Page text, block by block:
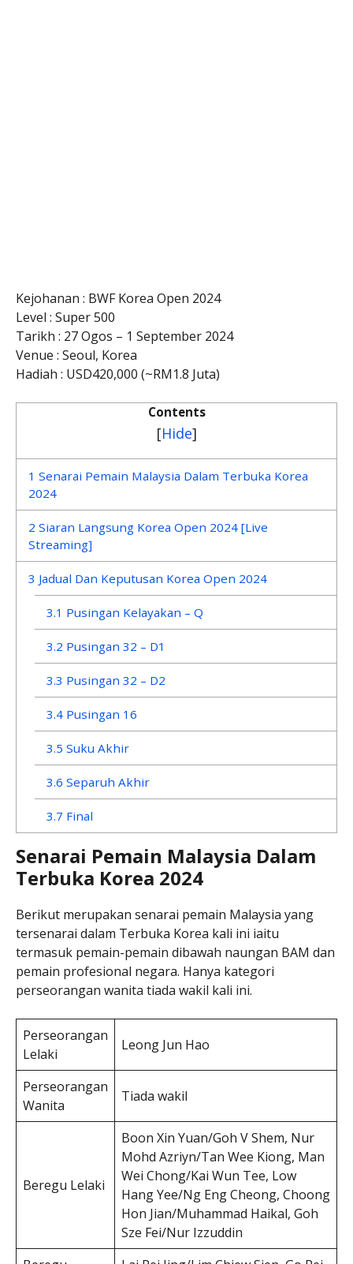
Kejohanan : BWF Korea Open 2024
Level : Super 500
Tarikh : 27 Ogos – 1 September 2024
Venue : Seoul, Korea
Hadiah : USD420,000 (~RM1.8 Juta)
Contents
[Hide]
1 Senarai Pemain Malaysia Dalam Terbuka Korea
2024
2 Siaran Langsung Korea Open 2024 [Live
Streaming]
3 Jadual Dan Keputusan Korea Open 2024
3.1 Pusingan Kelayakan – Q
3.2 Pusingan 32 – D1
3.3 Pusingan 32 – D2
3.4Pusingan 16
3.5 Suku Akhir
3.6 Separuh Akhir
3.7 Final
Senarai Pemain Malaysia Dalam
Terbuka Korea 2024
Berikut merupakan senarai pemain Malaysia yang
tersenarai dalam Terbuka Korea kali ini iaitu
termasuk pemain-pemain dibawah naungan BAM dan
pemain profesional negara. Hanya kategori
perseorangan wanita tiada wakil kali ini.
Perseorangan
Lelaki
Leong Jun Hao
Perseorangan
Wanita
Tiada wakil
Beregu Lelaki
Boon Xin Yuan/Goh V Shem, Nur
Mohd Azriyn/Tan Wee Kiong, Man
Wei Chong/Kai Wun Tee, Low
Hang Yee/Ng Eng Cheong, Choong
Hon Jian/Muhammad Haikal, Goh
Sze Fei/Nur Izzuddin